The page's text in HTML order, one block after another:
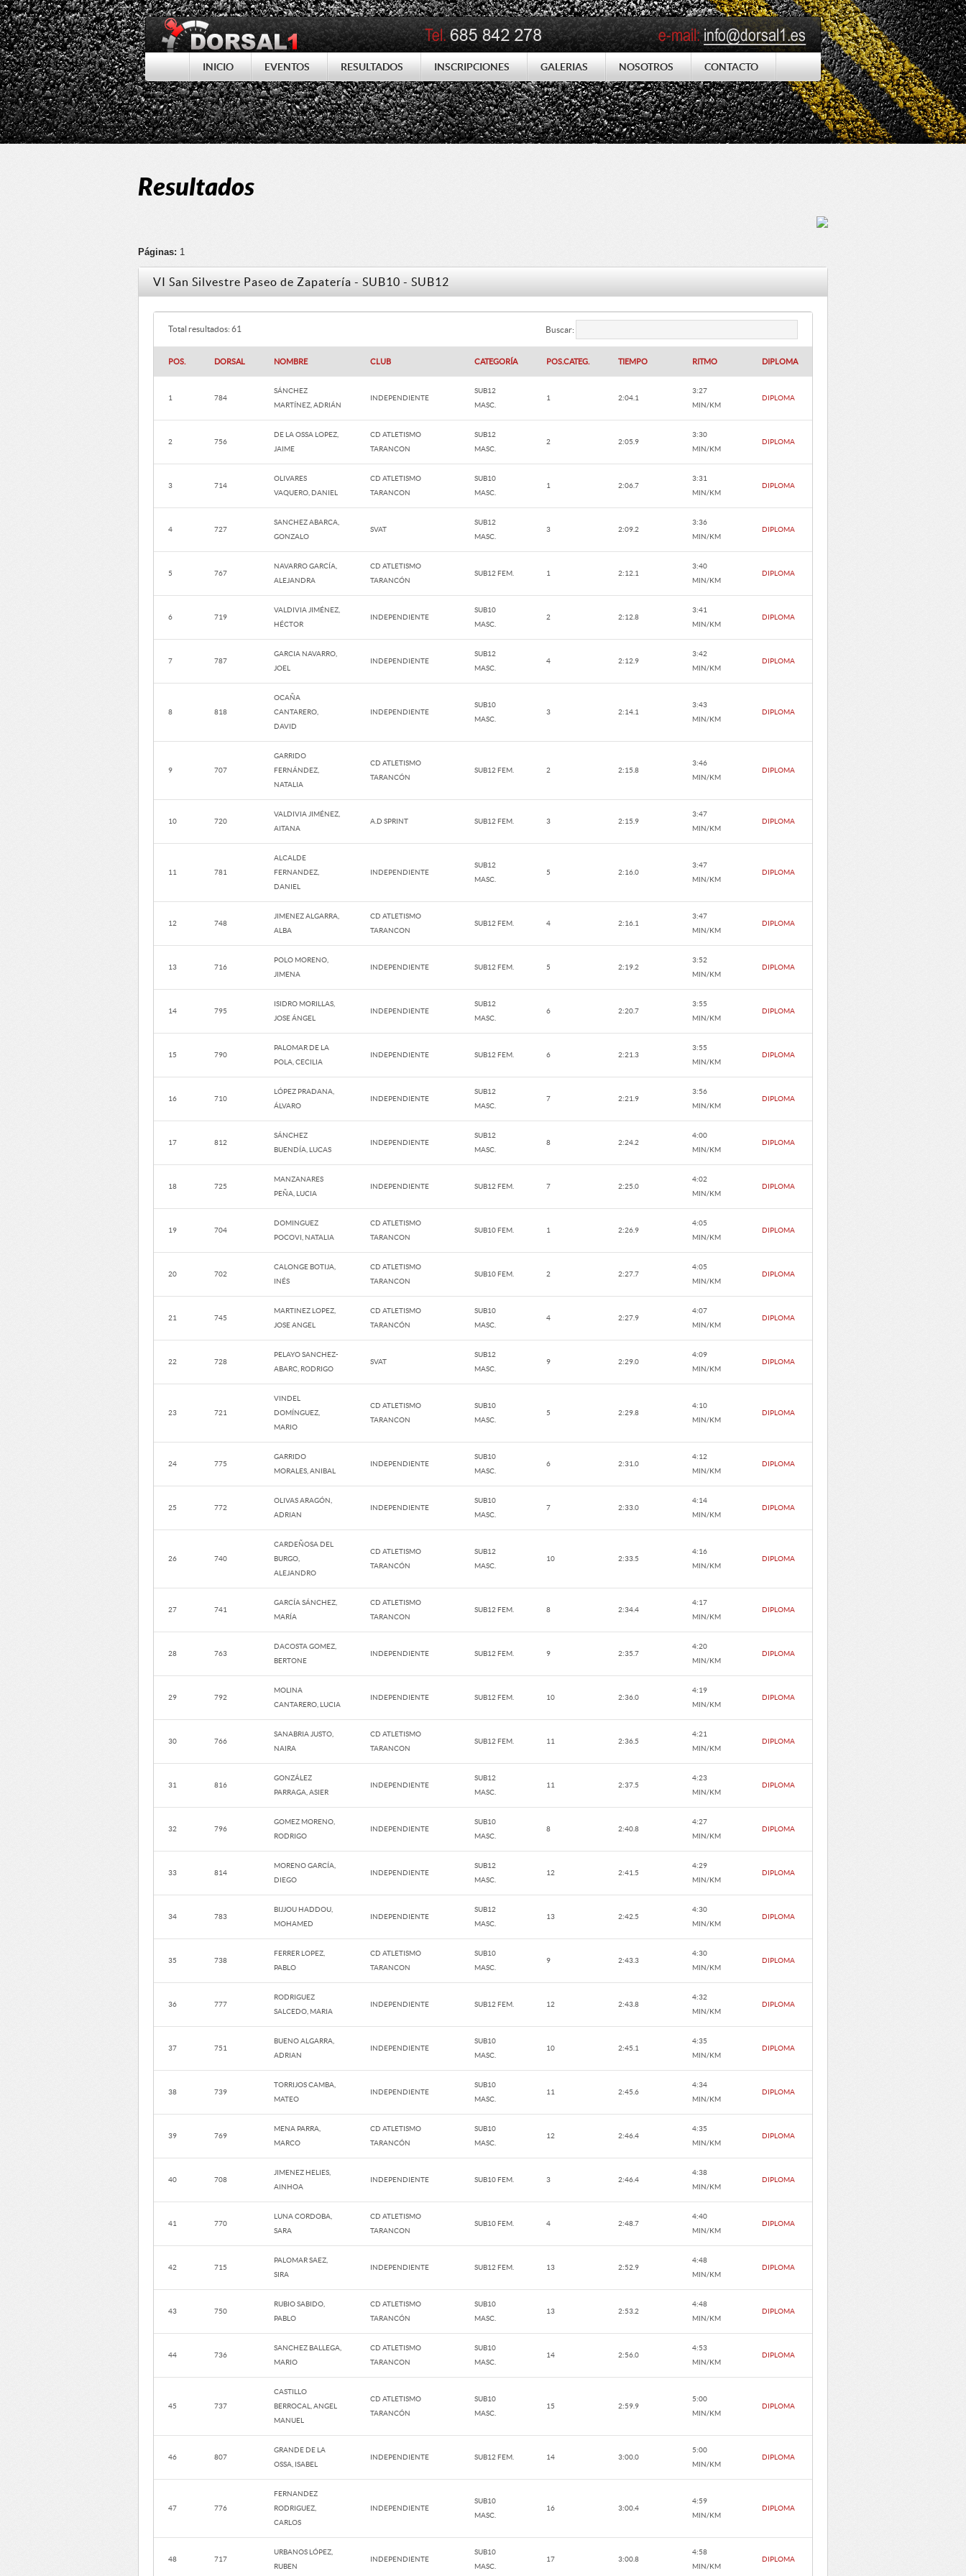
INICIO EVENTOS RESULTADOS INSCRIPCIONES GALERIAS NOSOTROS CONTACTO
Resultados
Páginas: 1
VI San Silvestre Paseo de Zapatería - SUB10 - SUB12
Total resultados: 61 Buscar:
POS. DORSAL NOMBRE CLUB CATEGORÍA POS.CATEG. TIEMPO RITMO DIPLOMA
1 784
SÁNCHEZ
MARTÍNEZ, ADRIÁN
INDEPENDIENTE
SUB12
MASC.
1 2:04.1
3:27
MIN/KM
DIPLOMA
2 756
DE LA OSSA LOPEZ,
JAIME
CD ATLETISMO
TARANCON
SUB12
MASC.
2 2:05.9
3:30
MIN/KM
DIPLOMA
3 714
OLIVARES
VAQUERO, DANIEL
CD ATLETISMO
TARANCON
SUB10
MASC.
1 2:06.7
3:31
MIN/KM
DIPLOMA
4 727
SANCHEZ ABARCA,
GONZALO
SVAT
SUB12
MASC.
3 2:09.2
3:36
MIN/KM
DIPLOMA
5 767
NAVARRO GARCÍA,
ALEJANDRA
CD ATLETISMO
TARANCÓN
SUB12 FEM. 1 2:12.1
3:40
MIN/KM
DIPLOMA
6 719
VALDIVIA JIMÉNEZ,
HÉCTOR
INDEPENDIENTE
SUB10
MASC.
2 2:12.8
3:41
MIN/KM
DIPLOMA
7 787
GARCIA NAVARRO,
JOEL
INDEPENDIENTE
SUB12
MASC.
4 2:12.9
3:42
MIN/KM
DIPLOMA
8 818
OCAÑA
CANTARERO,
DAVID
INDEPENDIENTE
SUB10
MASC.
3 2:14.1
3:43
MIN/KM
DIPLOMA
9 707
GARRIDO
FERNÁNDEZ,
NATALIA
CD ATLETISMO
TARANCÓN
SUB12 FEM. 2 2:15.8
3:46
MIN/KM
DIPLOMA
10 720
VALDIVIA JIMÉNEZ,
AITANA
A.D SPRINT SUB12 FEM. 3 2:15.9
3:47
MIN/KM
DIPLOMA
11 781
ALCALDE
FERNANDEZ,
DANIEL
INDEPENDIENTE
SUB12
MASC.
5 2:16.0
3:47
MIN/KM
DIPLOMA
12 748
JIMENEZ ALGARRA,
ALBA
CD ATLETISMO
TARANCON
SUB12 FEM. 4 2:16.1
3:47
MIN/KM
DIPLOMA
13 716
POLO MORENO,
JIMENA
INDEPENDIENTE SUB12 FEM. 5 2:19.2
3:52
MIN/KM
DIPLOMA
14 795
ISIDRO MORILLAS,
JOSE ÁNGEL
INDEPENDIENTE
SUB12
MASC.
6 2:20.7
3:55
MIN/KM
DIPLOMA
15 790
PALOMAR DE LA
POLA, CECILIA
INDEPENDIENTE SUB12 FEM. 6 2:21.3
3:55
MIN/KM
DIPLOMA
16 710
LÓPEZ PRADANA,
ÁLVARO
INDEPENDIENTE
SUB12
MASC.
7 2:21.9
3:56
MIN/KM
DIPLOMA
17 812
SÁNCHEZ
BUENDÍA, LUCAS
INDEPENDIENTE
SUB12
MASC.
8 2:24.2
4:00
MIN/KM
DIPLOMA
18 725
MANZANARES
PEÑA, LUCIA
INDEPENDIENTE SUB12 FEM. 7 2:25.0
4:02
MIN/KM
DIPLOMA
19 704
DOMINGUEZ
POCOVI, NATALIA
CD ATLETISMO
TARANCON
SUB10 FEM. 1 2:26.9
4:05
MIN/KM
DIPLOMA
20 702
CALONGE BOTIJA,
INÉS
CD ATLETISMO
TARANCON
SUB10 FEM. 2 2:27.7
4:05
MIN/KM
DIPLOMA
21 745
MARTINEZ LOPEZ,
JOSE ANGEL
CD ATLETISMO
TARANCÓN
SUB10
MASC.
4 2:27.9
4:07
MIN/KM
DIPLOMA
22 728
PELAYO SANCHEZ-
ABARC, RODRIGO
SVAT
SUB12
MASC.
9 2:29.0
4:09
MIN/KM
DIPLOMA
23 721
VINDEL
DOMÍNGUEZ,
MARIO
CD ATLETISMO
TARANCON
SUB10
MASC.
5 2:29.8
4:10
MIN/KM
DIPLOMA
24 775
GARRIDO
MORALES, ANIBAL
INDEPENDIENTE
SUB10
MASC.
6 2:31.0
4:12
MIN/KM
DIPLOMA
25 772
OLIVAS ARAGÓN,
ADRIAN
INDEPENDIENTE
SUB10
MASC.
7 2:33.0
4:14
MIN/KM
DIPLOMA
26 740
CARDEÑOSA DEL
BURGO,
ALEJANDRO
CD ATLETISMO
TARANCÓN
SUB12
MASC.
10 2:33.5
4:16
MIN/KM
DIPLOMA
27 741
GARCÍA SÁNCHEZ,
MARÍA
CD ATLETISMO
TARANCON
SUB12 FEM. 8 2:34.4
4:17
MIN/KM
DIPLOMA
28 763
DACOSTA GOMEZ,
BERTONE
INDEPENDIENTE SUB12 FEM. 9 2:35.7
4:20
MIN/KM
DIPLOMA
29 792
MOLINA
CANTARERO, LUCIA
INDEPENDIENTE SUB12 FEM. 10 2:36.0
4:19
MIN/KM
DIPLOMA
30 766
SANABRIA JUSTO,
NAIRA
CD ATLETISMO
TARANCON
SUB12 FEM. 11 2:36.5
4:21
MIN/KM
DIPLOMA
31 816
GONZÁLEZ
PARRAGA, ASIER
INDEPENDIENTE
SUB12
MASC.
11 2:37.5
4:23
MIN/KM
DIPLOMA
32 796
GOMEZ MORENO,
RODRIGO
INDEPENDIENTE
SUB10
MASC.
8 2:40.8
4:27
MIN/KM
DIPLOMA
33 814
MORENO GARCÍA,
DIEGO
INDEPENDIENTE
SUB12
MASC.
12 2:41.5
4:29
MIN/KM
DIPLOMA
34 783
BIJJOU HADDOU,
MOHAMED
INDEPENDIENTE
SUB12
MASC.
13 2:42.5
4:30
MIN/KM
DIPLOMA
35 738
FERRER LOPEZ,
PABLO
CD ATLETISMO
TARANCON
SUB10
MASC.
9 2:43.3
4:30
MIN/KM
DIPLOMA
36 777
RODRIGUEZ
SALCEDO, MARIA
INDEPENDIENTE SUB12 FEM. 12 2:43.8
4:32
MIN/KM
DIPLOMA
37 751
BUENO ALGARRA,
ADRIAN
INDEPENDIENTE
SUB10
MASC.
10 2:45.1
4:35
MIN/KM
DIPLOMA
38 739
TORRIJOS CAMBA,
MATEO
INDEPENDIENTE
SUB10
MASC.
11 2:45.6
4:34
MIN/KM
DIPLOMA
39 769
MENA PARRA,
MARCO
CD ATLETISMO
TARANCÓN
SUB10
MASC.
12 2:46.4
4:35
MIN/KM
DIPLOMA
40 708
JIMENEZ HELIES,
AINHOA
INDEPENDIENTE SUB10 FEM. 3 2:46.4
4:38
MIN/KM
DIPLOMA
41 770
LUNA CORDOBA,
SARA
CD ATLETISMO
TARANCON
SUB10 FEM. 4 2:48.7
4:40
MIN/KM
DIPLOMA
42 715
PALOMAR SAEZ,
SIRA
INDEPENDIENTE SUB12 FEM. 13 2:52.9
4:48
MIN/KM
DIPLOMA
43 750
RUBIO SABIDO,
PABLO
CD ATLETISMO
TARANCÓN
SUB10
MASC.
13 2:53.2
4:48
MIN/KM
DIPLOMA
44 736
SANCHEZ BALLEGA,
MARIO
CD ATLETISMO
TARANCON
SUB10
MASC.
14 2:56.0
4:53
MIN/KM
DIPLOMA
45 737
CASTILLO
BERROCAL, ANGEL
MANUEL
CD ATLETISMO
TARANCÓN
SUB10
MASC.
15 2:59.9
5:00
MIN/KM
DIPLOMA
46 807
GRANDE DE LA
OSSA, ISABEL
INDEPENDIENTE SUB12 FEM. 14 3:00.0
5:00
MIN/KM
DIPLOMA
47 776
FERNANDEZ
RODRIGUEZ,
CARLOS
INDEPENDIENTE
SUB10
MASC.
16 3:00.4
4:59
MIN/KM
DIPLOMA
48 717
URBANOS LÓPEZ,
RUBEN
INDEPENDIENTE
SUB10
MASC.
17 3:00.8
4:58
MIN/KM
DIPLOMA